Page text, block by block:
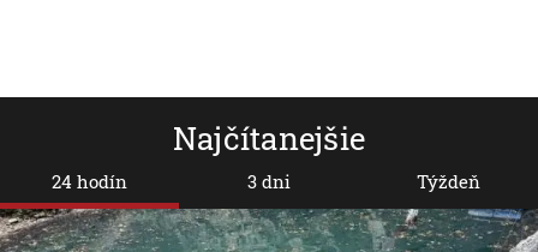
Najčítanejšie
24 hodín 3 dni Týždeň